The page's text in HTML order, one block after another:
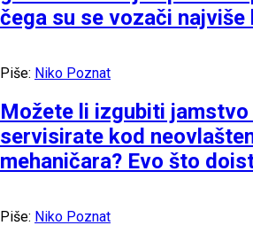
čega su se vozači najviše
Piše: Niko Poznat
Možete li izgubiti jamstvo
servisirate kod
mehaničara? Evo što
Piše: Niko Poznat